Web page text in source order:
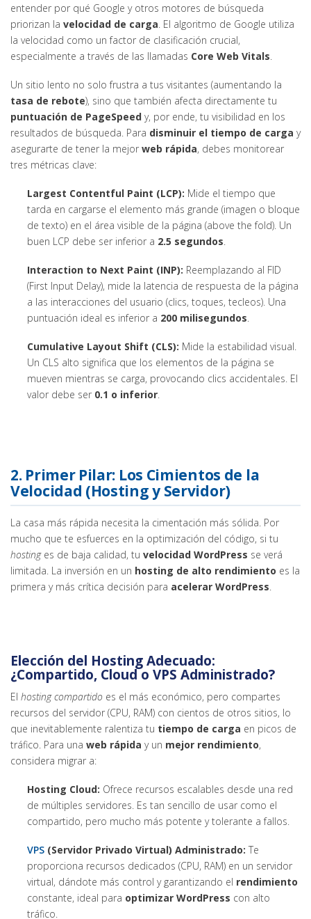
entender por qué Google y otros motores de búsqueda
priorizan la velocidad de carga. El algoritmo de Google utiliza
la velocidad como un factor de clasificación crucial,
especialmente a través de las llamadas Core Web Vitals.
Un sitio lento no solo frustra a tus visitantes (aumentando la
tasa de rebote), sino que también afecta directamente tu
puntuación de PageSpeed y, por ende, tu visibilidad en los
resultados de búsqueda. Para disminuir el tiempo de carga y
asegurarte de tener la mejor web rápida, debes monitorear
tres métricas clave:
Largest Contentful Paint (LCP): Mide el tiempo que
tarda en cargarse el elemento más grande (imagen o bloque
de texto) en el área visible de la página (above the fold). Un
buen LCP debe ser inferior a 2.5 segundos.
Interaction to Next Paint (INP): Reemplazando al FID
(First Input Delay), mide la latencia de respuesta de la página
a las interacciones del usuario (clics, toques, tecleos). Una
puntuación ideal es inferior a 200 milisegundos.
Cumulative Layout Shift (CLS): Mide la estabilidad visual.
Un CLS alto significa que los elementos de la página se
mueven mientras se carga, provocando clics accidentales. El
valor debe ser 0.1 o inferior.
2. Primer Pilar: Los Cimientos de la
Velocidad (Hosting y Servidor)
La casa más rápida necesita la cimentación más sólida. Por
mucho que te esfuerces en la optimización del código, si tu
hostinges de baja calidad, tu velocidad WordPress se verá
limitada. La inversión en un hosting de alto rendimiento es la
primera y más crítica decisión para acelerar WordPress.
Elección del Hosting Adecuado:
¿Compartido, Cloud o VPS Administrado?
El hosting compartido es el más económico, pero compartes
recursos del servidor (CPU, RAM) con cientos de otros sitios, lo
que inevitablemente ralentiza tu tiempo de carga en picos de
tráfico. Para una web rápida y un mejor rendimiento,
considera migrar a:
Hosting Cloud: Ofrece recursos escalables desde una red
de múltiples servidores. Es tan sencillo de usar como el
compartido, pero mucho más potente y tolerante a fallos.
VPS (Servidor Privado Virtual) Administrado: Te
proporciona recursos dedicados (CPU, RAM) en un servidor
virtual, dándote más control y garantizando el rendimiento
constante, ideal para optimizar WordPress con alto
tráfico.